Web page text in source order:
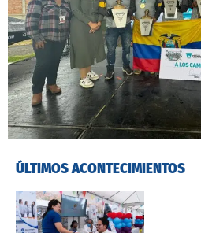
ÚLTIMOS ACONTECIMIENTOS